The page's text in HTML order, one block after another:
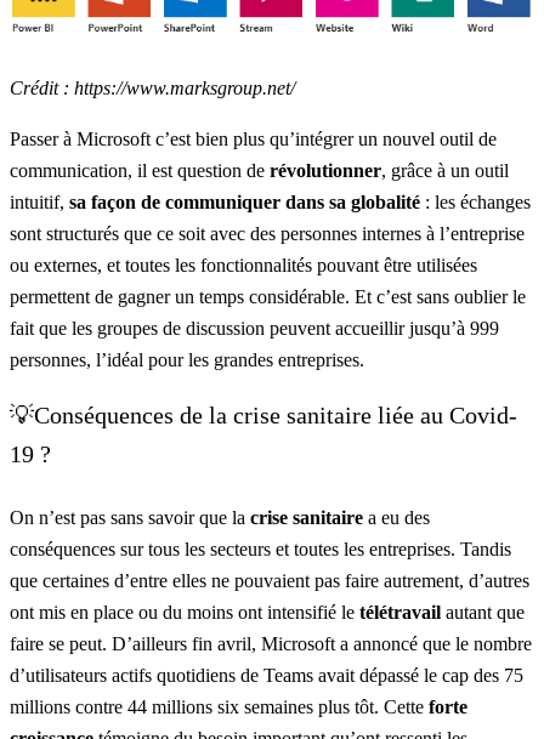
Crédit : https://www.marksgroup.net/
Passer à Microsoft c’est bien plus qu’intégrer un nouvel outil de
communication, il est question de révolutionner, grâce à un outil
intuitif, sa façon de communiquer dans sa globalité : les échanges
sont structurés que ce soit avec des personnes internes à l’entreprise
ou externes, et toutes les fonctionnalités pouvant être utilisées
permettent de gagner un temps considérable. Et c’est sans oublier le
fait que les groupes de discussion peuvent accueillir jusqu’à 999
personnes, l’idéal pour les grandes entreprises.
💡Conséquences de la crise sanitaire liée au Covid-
19 ?
On n’est pas sans savoir que la crise sanitaire a eu des
conséquences sur tous les secteurs et toutes les entreprises. Tandis
que certaines d’entre elles ne pouvaient pas faire autrement, d’autres
ont mis en place ou du moins ont intensifié le télétravail autant que
faire se peut. D’ailleurs fin avril, Microsoft a annoncé que le nombre
d’utilisateurs actifs quotidiens de Teams avait dépassé le cap des 75
millions contre 44 millions six semaines plus tôt. Cette forte